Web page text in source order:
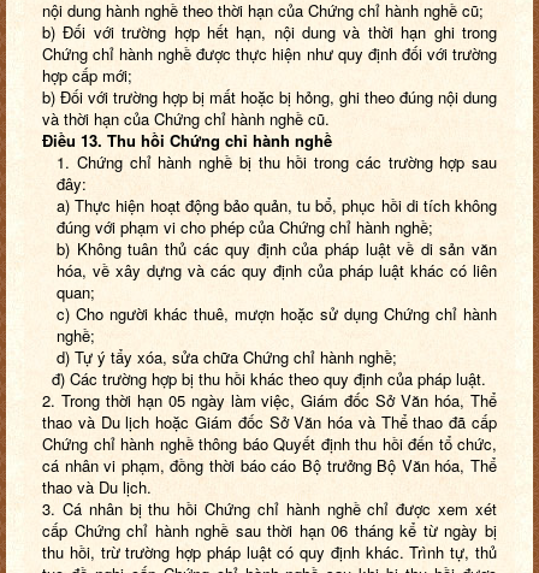
nội dung hành nghề theo thời hạn của Chứng chỉ hành nghề cũ;
b) Đối với trường hợp hết hạn, nội dung và thời hạn ghi trong
Chứng chỉ hành nghề được thực hiện như quy định đối với trường
hợp cấp mới;
b) Đối với trường hợp bị mất hoặc bị hỏng, ghi theo đúng nội dung
và thời hạn của Chứng chỉ hành nghề cũ.
Điều 13. Thu hồi Chứng chỉ hành nghề
1. Chứng chỉ hành nghề bị thu hồi trong các trường hợp sau
đây:
a) Thực hiện hoạt động bảo quản, tu bổ, phục hồi di tích không
đúng với phạm vi cho phép của Chứng chỉ hành nghề;
b) Không tuân thủ các quy định của pháp luật về di sản văn
hóa, về xây dựng và các quy định của pháp luật khác có liên
quan;
c) Cho người khác thuê, mượn hoặc sử dụng Chứng chỉ hành
nghề;
d) Tự ý tẩy xóa, sửa chữa Chứng chỉ hành nghề;
đ) Các trường hợp bị thu hồi khác theo quy định của pháp luật.
2. Trong thời hạn 05 ngày làm việc, Giám đốc Sở Văn hóa, Thể
thao và Du lịch hoặc Giám đốc Sở Văn hóa và Thể thao đã cấp
Chứng chỉ hành nghề thông báo Quyết định thu hồi đến tổ chức,
cá nhân vi phạm, đồng thời báo cáo Bộ trưởng Bộ Văn hóa, Thể
thao và Du lịch.
3. Cá nhân bị thu hồi Chứng chỉ hành nghề chỉ được xem xét
cấp Chứng chỉ hành nghề sau thời hạn 06 tháng kể từ ngày bị
thu hồi, trừ trường hợp pháp luật có quy định khác. Trình tự, thủ